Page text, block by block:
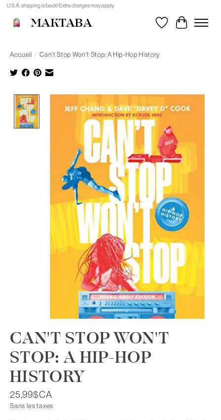
U.S.A. shipping is back! Extra charges may apply.
MAKTABA Liste de souhaits
Panier
Accueil / Can't Stop Won't Stop: A Hip-Hop History
CAN'T STOP WON'T
STOP: A HIP-HOP
HISTORY
25,99$CA
Sans les taxes